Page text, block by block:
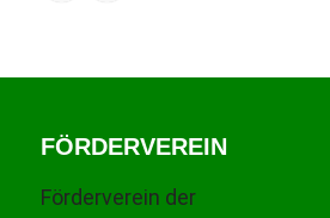
FÖRDERVEREIN
Förderverein der